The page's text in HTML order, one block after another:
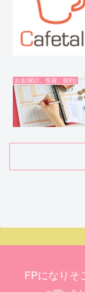
お金(家計、投資、節約)
FPになりそ